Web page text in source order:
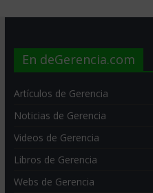
En deGerencia.com
Artículos de Gerencia
Noticias de Gerencia
Videos de Gerencia
Libros de Gerencia
Webs de Gerencia